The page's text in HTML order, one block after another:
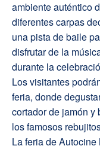
ambiente auténtico
diferentes carpas
una pista de baile
disfrutar de la
durante la
Los visitantes
feria, donde
cortador de jamón
los famosos
La feria de